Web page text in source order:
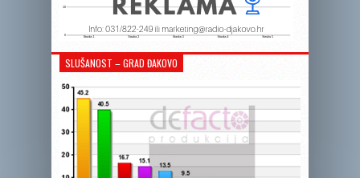
SLUŠANOST – GRAD ĐAKOVO